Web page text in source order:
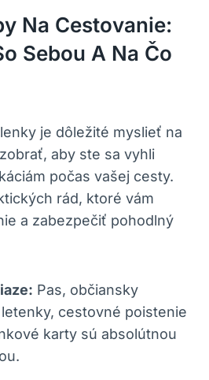
Na Cestovanie:
Sebou A Na Čo
je dôležité myslieť na
aby ste sa vyhli
počas vašej cesty.
rád, ktoré vám
a zabezpečiť pohodlný
Pas, občiansky
cestovné poistenie
karty sú absolútnou